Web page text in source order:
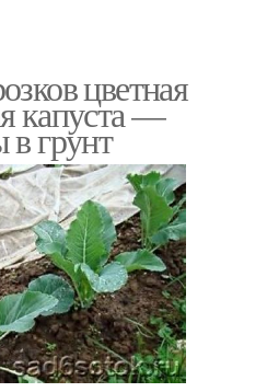
цветная
капуста —
в грунт